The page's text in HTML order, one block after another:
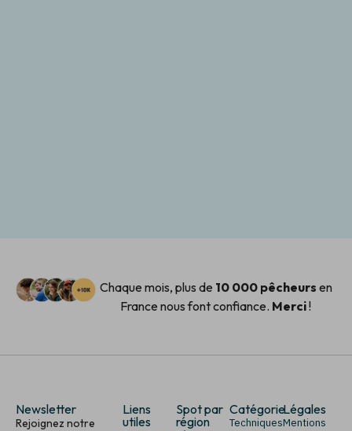
Chaque mois, plus de 10 000 pêcheurs en
France nous font confiance. Merci!
Newsletter
Rejoignez notre
Liens
utiles
Spot par
région
Catégorie
Techniques
Légales
Mentions